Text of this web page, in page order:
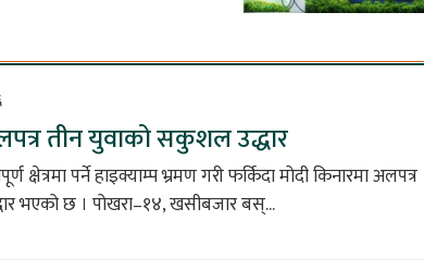
तीन युवाको सकुशल उद्धार
क्षेत्रमा पर्ने हाइक्याम्प भ्रमण गरी फर्किदा मोदी किनारमा अलपत्र
भएको छ । पोखरा–१४, खसीबजार बस्...